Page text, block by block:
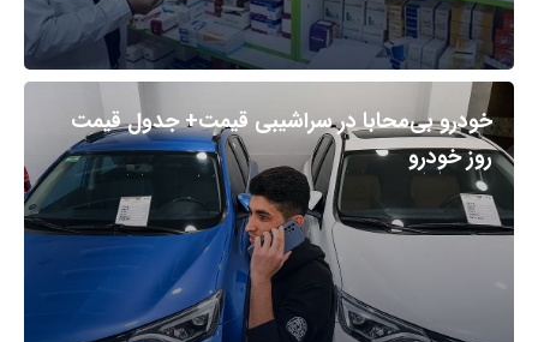
خودرو بی‌محابا در سراشیبی قیمت+ جدول قیمت
روز خودرو